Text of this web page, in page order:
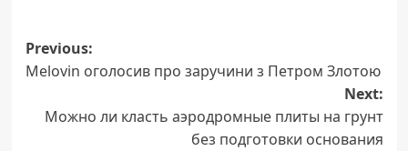
Post
navigation
Previous:
Melovin оголосив про заручини з Петром Злотою
Next:
Можно ли класть аэродромные плиты на грунт
без подготовки основания